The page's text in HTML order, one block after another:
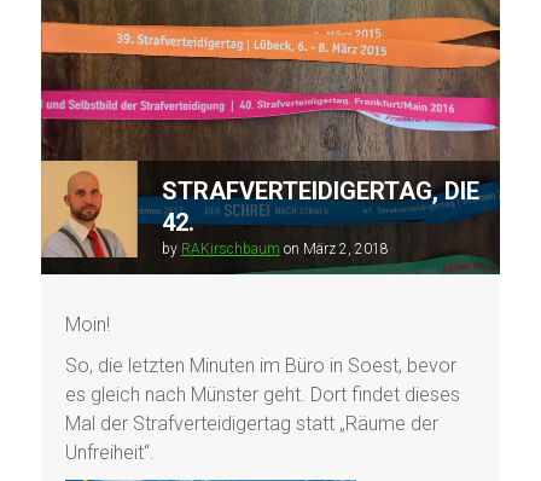
STRAFVERTEIDIGERTAG, DIE
42.
by RAKirschbaum on März 2, 2018
Moin!
So, die letzten Minuten im Büro in Soest, bevor
es gleich nach Münster geht. Dort findet dieses
Mal der Strafverteidigertag statt „Räume der
Unfreiheit“.